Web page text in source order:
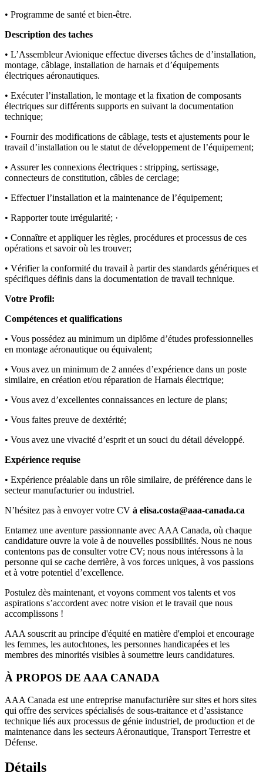
• Programme de santé et bien-être.
Description des taches
• L’Assembleur Avionique effectue diverses tâches de d’installation,
montage, câblage, installation de harnais et d’équipements
électriques aéronautiques.
• Exécuter l’installation, le montage et la fixation de composants
électriques sur différents supports en suivant la documentation
technique;
• Fournir des modifications de câblage, tests et ajustements pour le
travail d’installation ou le statut de développement de l’équipement;
• Assurer les connexions électriques : stripping, sertissage,
connecteurs de constitution, câbles de cerclage;
• Effectuer l’installation et la maintenance de l’équipement;
• Rapporter toute irrégularité; ·
• Connaître et appliquer les règles, procédures et processus de ces
opérations et savoir où les trouver;
• Vérifier la conformité du travail à partir des standards génériques et
spécifiques définis dans la documentation de travail technique.
Votre Profil:
Compétences et qualifications
• Vous possédez au minimum un diplôme d’études professionnelles
en montage aéronautique ou équivalent;
• Vous avez un minimum de 2 années d’expérience dans un poste
similaire, en création et/ou réparation de Harnais électrique;
• Vous avez d’excellentes connaissances en lecture de plans;
• Vous faites preuve de dextérité;
• Vous avez une vivacité d’esprit et un souci du détail développé.
Expérience requise
• Expérience préalable dans un rôle similaire, de préférence dans le
secteur manufacturier ou industriel.
N’hésitez pas à envoyer votre CV à elisa.costa@aaa-canada.ca
Entamez une aventure passionnante avec AAA Canada, où chaque
candidature ouvre la voie à de nouvelles possibilités. Nous ne nous
contentons pas de consulter votre CV; nous nous intéressons à la
personne qui se cache derrière, à vos forces uniques, à vos passions
et à votre potentiel d’excellence.
Postulez dès maintenant, et voyons comment vos talents et vos
aspirations s’accordent avec notre vision et le travail que nous
accomplissons !
AAA souscrit au principe d'équité en matière d'emploi et encourage
les femmes, les autochtones, les personnes handicapées et les
membres des minorités visibles à soumettre leurs candidatures.
À PROPOS DE AAA CANADA
AAA Canada est une entreprise manufacturière sur sites et hors sites
qui offre des services spécialisés de sous-traitance et d’assistance
technique liés aux processus de génie industriel, de production et de
maintenance dans les secteurs Aéronautique, Transport Terrestre et
Défense.
Détails